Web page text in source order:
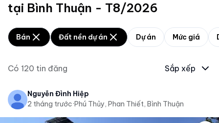
tại Bình Thuận - T8/2026
Bán Đất nền dự án Dự án Mức giá
Có 120 tin đăng Sắp xếp
Nguyễn Đình Hiệp
2 tháng trước·Phú Thủy, Phan Thiết, Bình Thuận